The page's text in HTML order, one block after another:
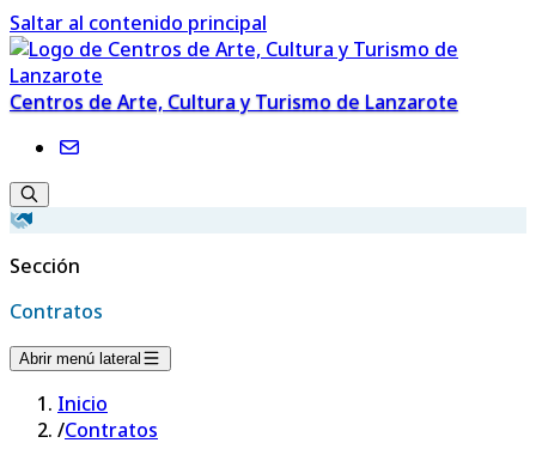
Saltar al contenido principal
Centros de Arte, Cultura y Turismo de Lanzarote
Sección
Contratos
Abrir menú lateral
Inicio
/Contratos